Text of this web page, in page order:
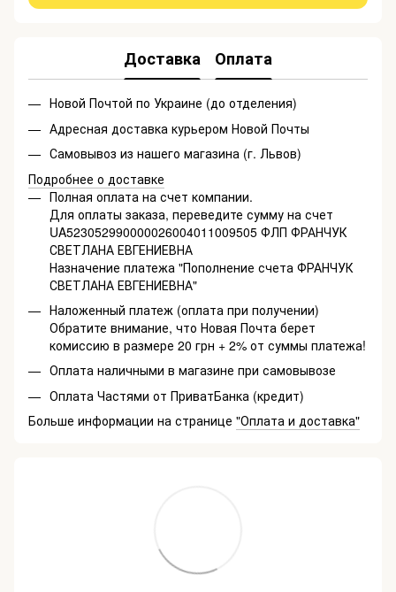
Доставка Оплата
Новой Почтой по Украине (до отделения)
Адресная доставка курьером Новой Почты
Самовывоз из нашего магазина (г. Львов)
Подробнее о доставке
Полная оплата на счет компании.
Для оплаты заказа, переведите сумму на счет
UA523052990000026004011009505 ФЛП ФРАНЧУК
СВЕТЛАНА ЕВГЕНИЕВНА
Назначение платежа "Пополнение счета ФРАНЧУК
СВЕТЛАНА ЕВГЕНИЕВНА"
Наложенный платеж (оплата при получении)
Обратите внимание, что Новая Почта берет
комиссию в размере 20 грн + 2% от суммы платежа!
Оплата наличными в магазине при самовывозе
Оплата Частями от ПриватБанка (кредит)
Больше информации на странице "Оплата и доставка"